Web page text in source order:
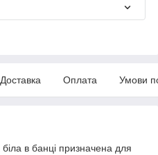
Доставка Оплата Умови
біла в банці призначена для